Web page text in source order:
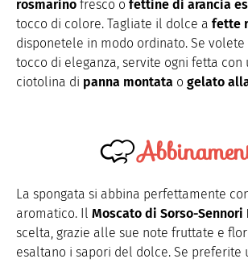
rosmarino fresco o fettine di arancia
tocco di colore. Tagliate il dolce a fette
disponetele in modo ordinato. Se volete
tocco di eleganza, servite ogni fetta con
ciotolina di panna montata o gelato
La spongata si abbina perfettamente
aromatico. Il Moscato di Sorso-Sennori
scelta, grazie alle sue note fruttate e
esaltano i sapori del dolce. Se preferite